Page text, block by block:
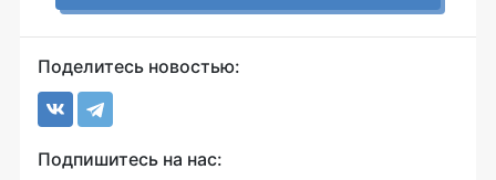
Поделитесь новостью:
Подпишитесь на нас: